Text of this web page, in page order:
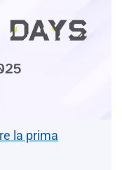
la prima